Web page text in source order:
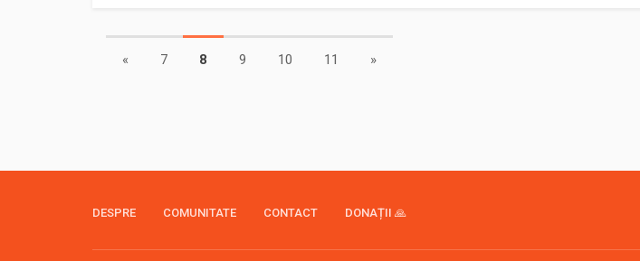
« 7 8 9 10 11 »
DESPRE COMUNITATE CONTACT DONAȚII 🙏